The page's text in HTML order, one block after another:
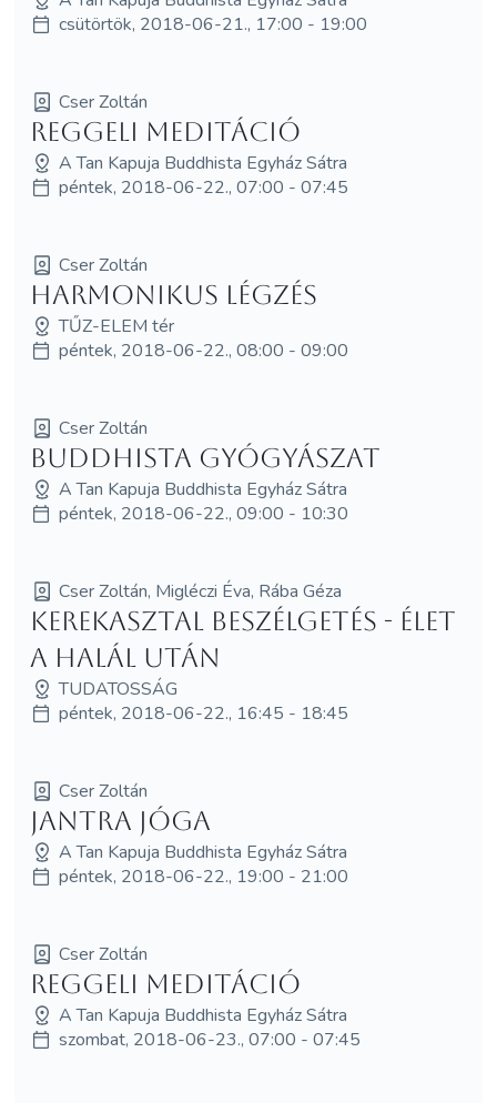
csütörtök, 2018-06-21., 17:00 - 19:00
Cser Zoltán
Reggeli meditáció
A Tan Kapuja Buddhista Egyház Sátra
péntek, 2018-06-22., 07:00 - 07:45
Cser Zoltán
Harmonikus légzés
TŰZ-ELEM tér
péntek, 2018-06-22., 08:00 - 09:00
Cser Zoltán
Buddhista gyógyászat
A Tan Kapuja Buddhista Egyház Sátra
péntek, 2018-06-22., 09:00 - 10:30
Cser Zoltán, Migléczi Éva, Rába Géza
Kerekasztal beszélgetés - Élet
a halál után
TUDATOSSÁG
péntek, 2018-06-22., 16:45 - 18:45
Cser Zoltán
Jantra jóga
A Tan Kapuja Buddhista Egyház Sátra
péntek, 2018-06-22., 19:00 - 21:00
Cser Zoltán
Reggeli meditáció
A Tan Kapuja Buddhista Egyház Sátra
szombat, 2018-06-23., 07:00 - 07:45